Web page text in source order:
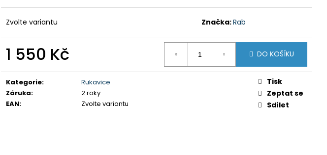
Zvolte variantu Značka:Rab
1 550 Kč
cena:
DO KOŠÍKU
Kategorie:
Rukavice
Záruka:
2 roky
EAN: Zvolte variantu
Tisk
Zeptat se
Sdílet
Původně: